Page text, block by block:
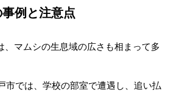
例と注意点
マムシの生息域の広さも相まって多
市では、学校の部室で遭遇し、追い払